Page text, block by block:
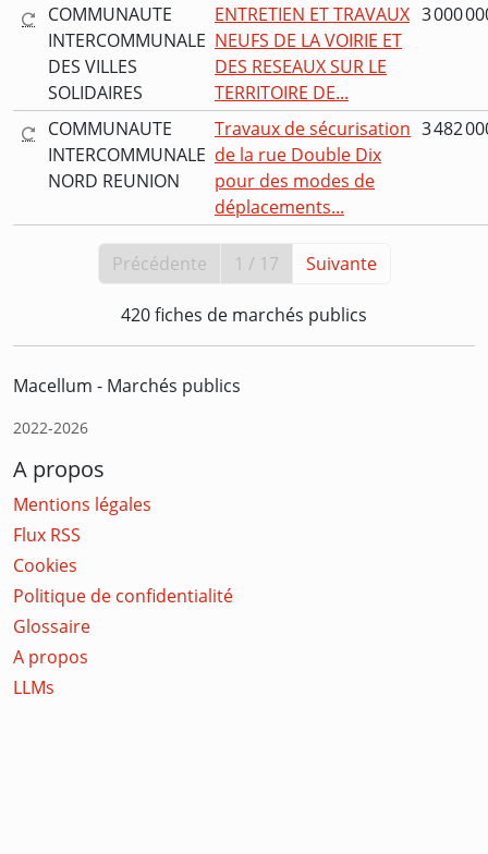
COMMUNAUTE
INTERCOMMUNALE
DES VILLES
SOLIDAIRES
ENTRETIEN ET TRAVAUX
NEUFS DE LA VOIRIE ET
DES RESEAUX SUR LE
TERRITOIRE DE...
3 000
COMMUNAUTE
INTERCOMMUNALE
NORD REUNION
Travaux de sécurisation
de la rue Double Dix
pour des modes de
déplacements...
3 482
Précédente 1 / 17 Suivante
420 fiches de marchés publics
Macellum - Marchés publics
2022-2026
A propos
Mentions légales
Flux RSS
Cookies
Politique de confidentialité
Glossaire
A propos
LLMs